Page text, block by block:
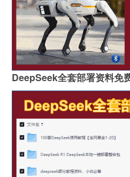
DeepSeek全套部署资料免